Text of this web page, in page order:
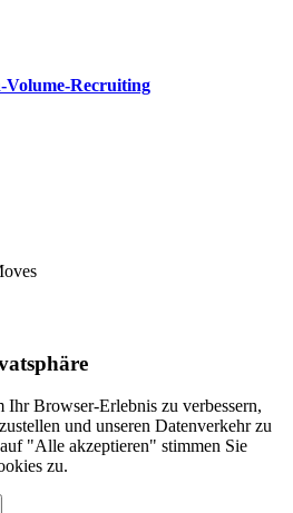
Recruiting
Browser-Erlebnis zu verbessern,
und unseren Datenverkehr zu
"Alle akzeptieren" stimmen Sie
zu.